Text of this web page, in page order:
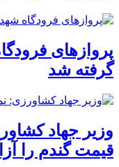
پروازهای
گرفته شد
وزیر جهاد
قیمت گندم را